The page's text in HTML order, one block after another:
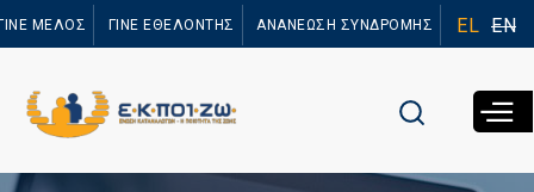
προς το
ΜΕΛΟΣ ΓΙΝΕ ΕΘΕΛΟΝΤΗΣ ΑΝΑΝΕΩΣΗ ΣΥΝΔΡΟΜΗΣ EL EN